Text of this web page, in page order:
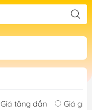
Giá tăng dần Giá